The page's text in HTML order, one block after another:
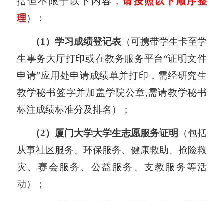
理）：
（1）学习成绩登记表 （可携带学生卡至学
生事务大厅打印或在教务服务平台“证明文件
申请”应用处申请成绩单并打印，需经研究生
教学秘书签字并加盖学院公章,需请教学秘书
标注成绩标准分及排名）；
（2）厦门大学大学生志愿服务证明
（包括
从事社区服务、环保服务、健康救助、抢险救
灾、赛会服务、公益服务、支教服务等活
动）；